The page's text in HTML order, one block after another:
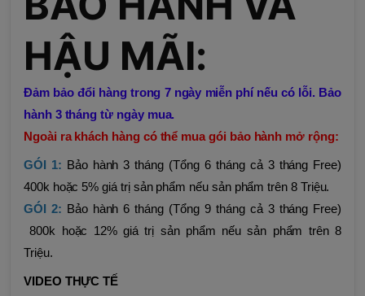
HẬU MÃI:
Đảm bảo đổi hàng trong 7 ngày miễn phí nếu có lỗi. Bảo
hành 3 tháng từ ngày mua.
Ngoài ra khách hàng có thể mua gói bảo hành mở rộng:
GÓI 1: Bảo hành 3 tháng (Tổng 6 tháng cả 3 tháng Free)
400k hoặc 5% giá trị sản phẩm nếu sản phẩm trên 8 Triệu.
GÓI 2: Bảo hành 6 tháng (Tổng 9 tháng cả 3 tháng Free)
800k hoặc 12% giá trị sản phẩm nếu sản phẩm trên 8
Triệu.
VIDEO THỰC TẾ